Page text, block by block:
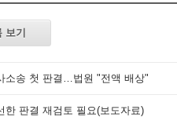
보기
소송 첫 판결…법원 "전액 배상"
한 판결 재검토 필요(보도자료)